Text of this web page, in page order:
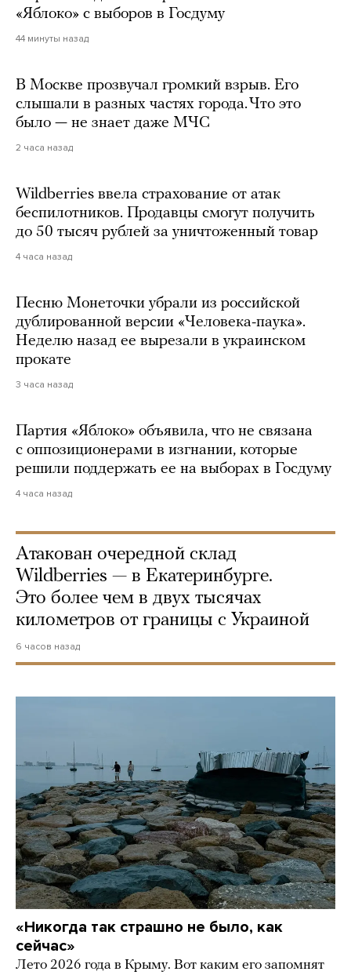
«Яблоко» с выборов в Госдуму
44 минуты назад
В Москве прозвучал громкий взрыв. Его
слышали в разных частях города. Что это
было — не знает даже МЧС
2 часа назад
Wildberries ввела страхование от атак
беспилотников. Продавцы смогут получить
до 50 тысяч рублей за уничтоженный товар
4 часа назад
Песню Монеточки убрали из российской
дублированной версии «Человека-паука».
Неделю назад ее вырезали в украинском
прокате
3 часа назад
Партия «Яблоко» объявила, что не связана
с оппозиционерами в изгнании, которые
решили поддержать ее на выборах в Госдуму
4 часа назад
Атакован очередной склад
Wildberries — в Екатеринбурге.
Это более чем в двух тысячах
километров от границы с Украиной
6 часов назад
«Никогда так страшно не было, как
сейчас»
Лето 2026 года в Крыму. Вот каким его запомнят